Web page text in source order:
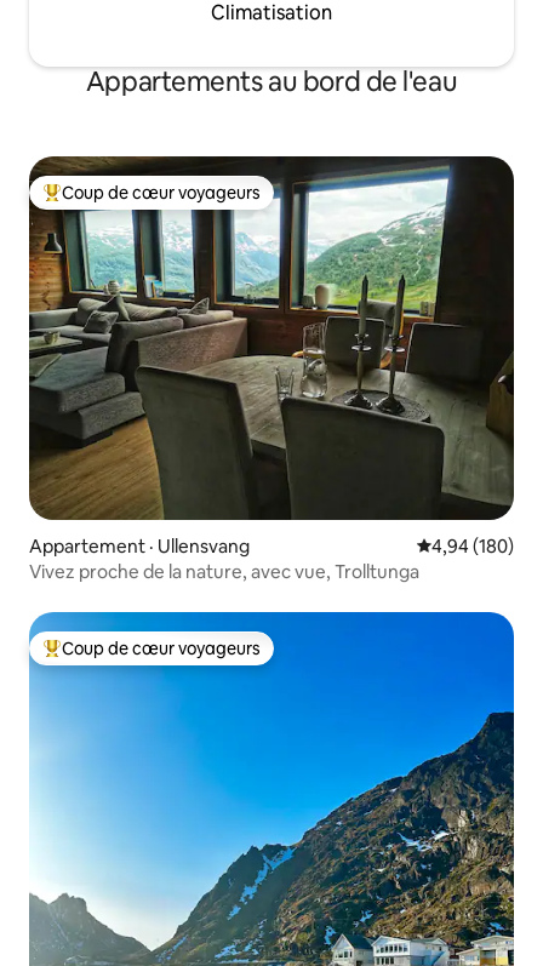
Climatisation
Appartements au bord de l'eau
Coup de cœur voyageurs parmi les plus aimés
Coup de cœur voyageurs
Appartement · Ullensvang Note
4,94 (180)
Vivez proche de la nature, avec vue, Trolltunga
Coup de cœur voyageurs parmi les plus aimés
Coup de cœur voyageurs